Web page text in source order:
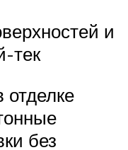
и
тек
без